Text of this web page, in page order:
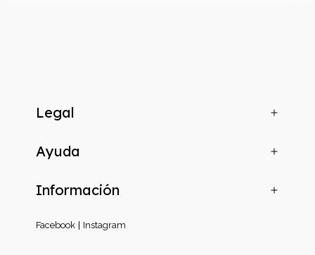
Legal
Ayuda
Información
Facebook Instagram